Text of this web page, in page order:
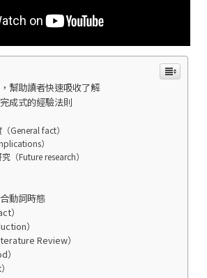
幫助讀者快速吸收了解
成式的經驗法則
General fact）
）
（Future research）
動詞時態
）
）
Review）